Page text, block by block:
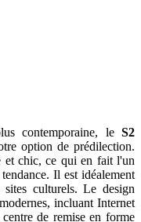
contemporaine, le S2
option de prédilection.
et chic, ce qui en fait l'un
Il est idéalement
culturels. Le design
incluant Internet
de remise en forme